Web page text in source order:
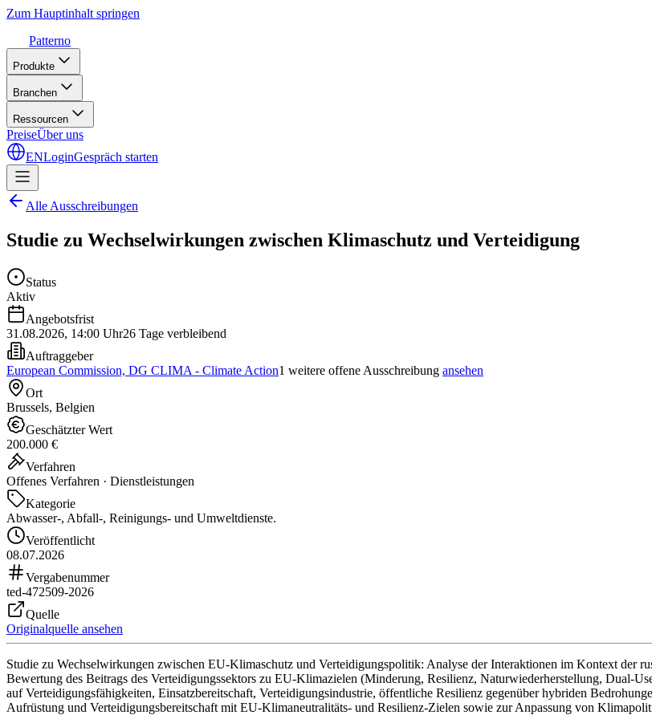
Zum Hauptinhalt springen
Patterno
Produkte
Branchen
Ressourcen
PreiseÜber uns
ENLoginGespräch starten
Alle Ausschreibungen
Studie zu Wechselwirkungen zwischen Klimaschutz und Verteidigung
Status
Aktiv
Angebotsfrist
31.08.2026, 14:00 Uhr26 Tage verbleibend
Auftraggeber
European Commission, DG CLIMA - Climate Action1 weitere offene Ausschreibung ansehen
Ort
Brussels, Belgien
Geschätzter Wert
200.000 €
Verfahren
Offenes Verfahren · Dienstleistungen
Kategorie
Abwasser-, Abfall-, Reinigungs- und Umweltdienste.
Veröffentlicht
08.07.2026
Vergabenummer
ted-472509-2026
Quelle
Originalquelle ansehen
Studie zu Wechselwirkungen zwischen EU-Klimaschutz und Verteidigungspolitik: Analyse der Interaktionen im Kontext der
Bewertung des Beitrags des Verteidigungssektors zu EU-Klimazielen (Minderung, Resilienz, Naturwiederherstellung, Dual-
auf Verteidigungsfähigkeiten, Einsatzbereitschaft, Verteidigungsindustrie, öffentliche Resilienz gegenüber hybriden
Aufrüstung und Verteidigungsbereitschaft mit EU-Klimaneutralitäts- und Resilienz-Zielen sowie zur Anpassung von